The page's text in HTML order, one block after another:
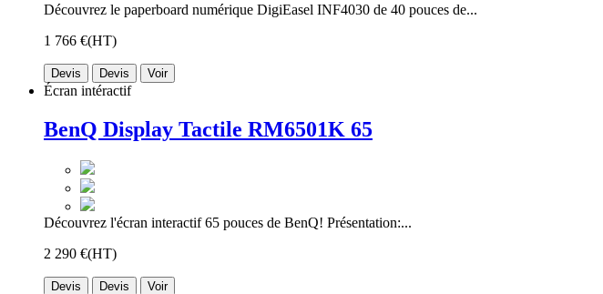
Découvrez le paperboard numérique DigiEasel INF4030 de 40 pouces de...
1 766 €(HT)
Devis Devis Voir
Écran intéractif
BenQ Display Tactile RM6501K 65
Découvrez l'écran interactif 65 pouces de BenQ! Présentation:...
2 290 €(HT)
Devis Devis Voir